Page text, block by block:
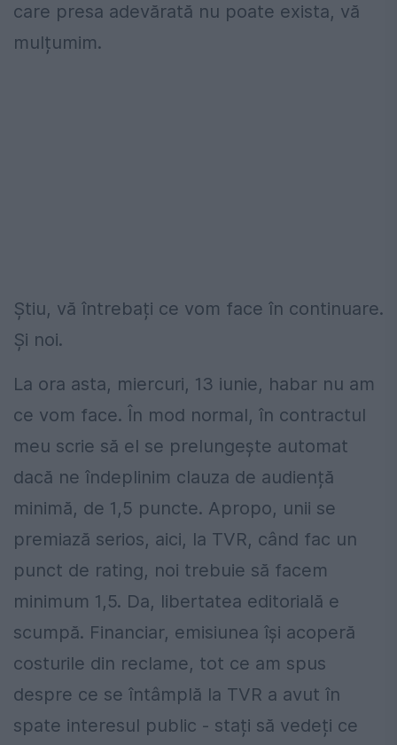
care presa adevărată nu poate exista, vă
mulțumim.
Știu, vă întrebați ce vom face în continuare.
Și noi.
La ora asta, miercuri, 13 iunie, habar nu am
ce vom face. În mod normal, în contractul
meu scrie să el se prelungește automat
dacă ne îndeplinim clauza de audiență
minimă, de 1,5 puncte. Apropo, unii se
premiază serios, aici, la TVR, când fac un
punct de rating, noi trebuie să facem
minimum 1,5. Da, libertatea editorială e
scumpă. Financiar, emisiunea își acoperă
costurile din reclame, tot ce am spus
despre ce se întâmplă la TVR a avut în
spate interesul public - stați să vedeți ce